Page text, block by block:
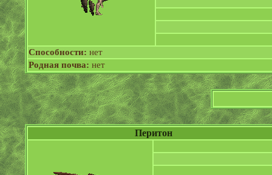
Способности: нет
Родная почва: нет
Перитон